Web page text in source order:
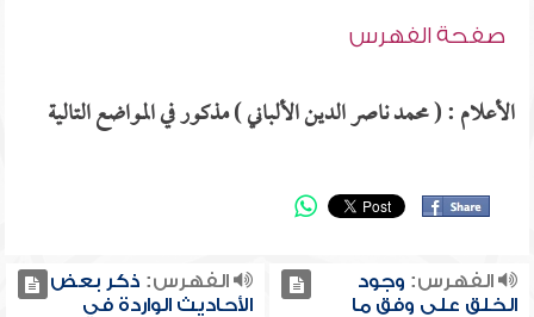
صفحة الفهرس
الأعلام : ( محمد ناصر الدين الألباني ) مذكور في المواضع التالية
الفهرس: وجود
الخلق على وفق ما
الفهرس: ذكر بعض
الأحاديث الواردة في